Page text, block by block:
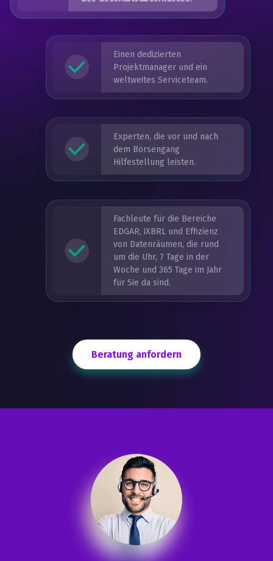
Einen dedizierten
Projektmanager und ein
weltweites Serviceteam.
Experten, die vor und nach
dem Börsengang
Hilfestellung leisten.
Fachleute für die Bereiche
EDGAR, iXBRL und Effizienz
von Datenräumen, die rund
um die Uhr, 7 Tage in der
Woche und 365 Tage im Jahr
für Sie da sind.
Beratung anfordern